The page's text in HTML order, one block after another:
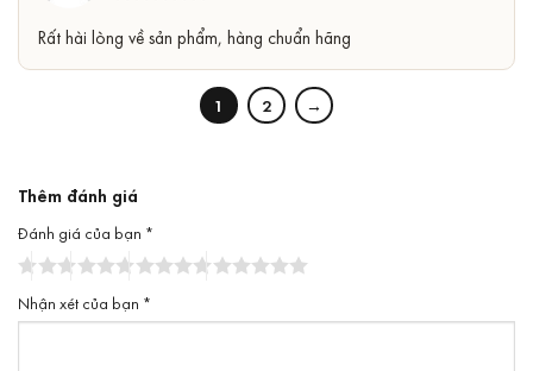
hạng55
sao
Rất hài lòng về sản phẩm, hàng chuẩn hãng
1 2 →
Thêm đánh giá
Đánh giá của bạn *
Nhận xét của bạn *